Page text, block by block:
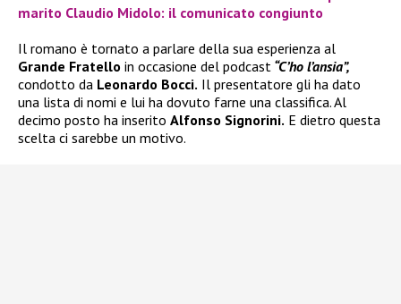
marito Claudio Midolo: il comunicato congiunto
Il romano è tornato a parlare della sua esperienza al
Grande Fratello in occasione del podcast “C’ho l’ansia”,
condotto da Leonardo Bocci. Il presentatore gli ha dato
una lista di nomi e lui ha dovuto farne una classifica. Al
decimo posto ha inserito Alfonso Signorini. E dietro questa
scelta ci sarebbe un motivo.